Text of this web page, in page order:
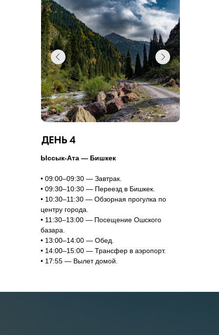
Ыссык-Ата — Бишкек
• 09:00–09:30 — Завтрак.
• 09:30–10:30 — Переезд в Бишкек.
• 10:30–11:30 — Обзорная прогулка по
центру города.
• 11:30–13:00 — Посещение Ошского
базара.
• 13:00–14:00 — Обед.
• 14:00–15:00 — Трансфер в аэропорт.
• 17:55 — Вылет домой.